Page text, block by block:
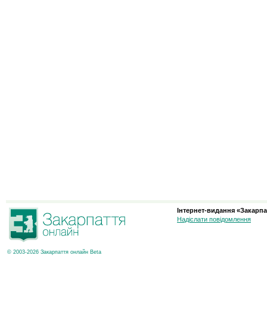
© 2003-2026 Закарпаття онлайн Beta
Інтернет-видання
Надіслати повідомлення